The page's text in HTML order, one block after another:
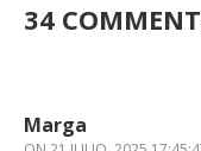
34
Marga